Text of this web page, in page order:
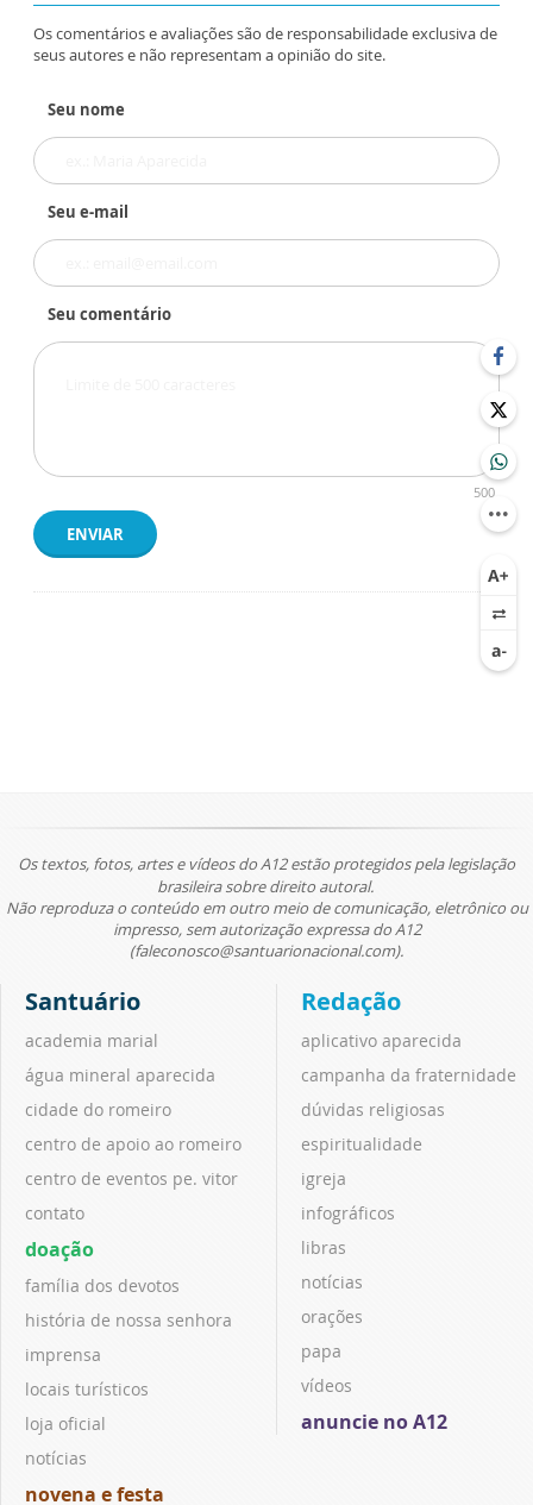
Os comentários e avaliações são de responsabilidade exclusiva de
seus autores e não representam a opinião do site.
Seu nome
Seu e-mail
Seu comentário
500
ENVIAR
Os textos, fotos, artes e vídeos do A12 estão protegidos pela legislação
brasileira sobre direito autoral.
Não reproduza o conteúdo em outro meio de comunicação, eletrônico ou
impresso, sem autorização expressa do A12
(faleconosco@santuarionacional.com).
Santuário
academia marial
água mineral aparecida
cidade do romeiro
centro de apoio ao romeiro
centro de eventos pe. vitor
contato
doação
família dos devotos
história de nossa senhora
imprensa
locais turísticos
loja oficial
notícias
novena e festa
Redação
aplicativo aparecida
campanha da fraternidade
dúvidas religiosas
espiritualidade
igreja
infográficos
libras
notícias
orações
papa
vídeos
anuncie no A12